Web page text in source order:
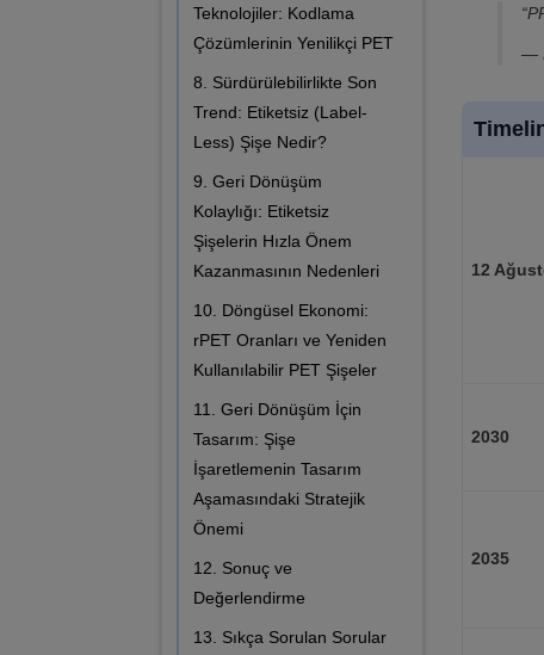
Teknolojiler: Kodlama
Çözümlerinin Yenilikçi PET
8. Sürdürülebilirlikte Son
Trend: Etiketsiz (Label-
Less) Şişe Nedir?
9. Geri Dönüşüm
Kolaylığı: Etiketsiz
Şişelerin Hızla Önem
Kazanmasının Nedenleri
10. Döngüsel Ekonomi:
rPET Oranları ve Yeniden
Kullanılabilir PET Şişeler
11. Geri Dönüşüm İçin
Tasarım: Şişe
İşaretlemenin Tasarım
Aşamasındaki Stratejik
Önemi
12. Sonuç ve
Değerlendirme
13. Sıkça Sorulan Sorular
—
12
2030
2035